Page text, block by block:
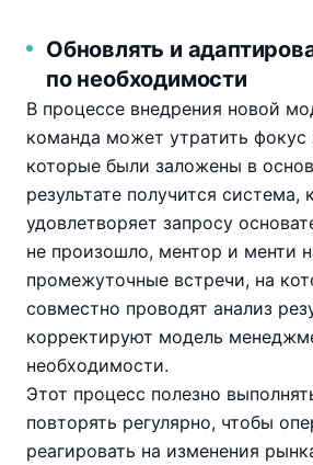
Обновлять и
по необходимости
В процессе внедрения новой
команда может утратить фокус
которые были заложены в
результате получится система,
удовлетворяет запросу
не произошло, ментор и менти
промежуточные встречи, на
совместно проводят анализ
корректируют модель
необходимости.
Этот процесс полезно
повторять регулярно, чтобы
реагировать на изменения